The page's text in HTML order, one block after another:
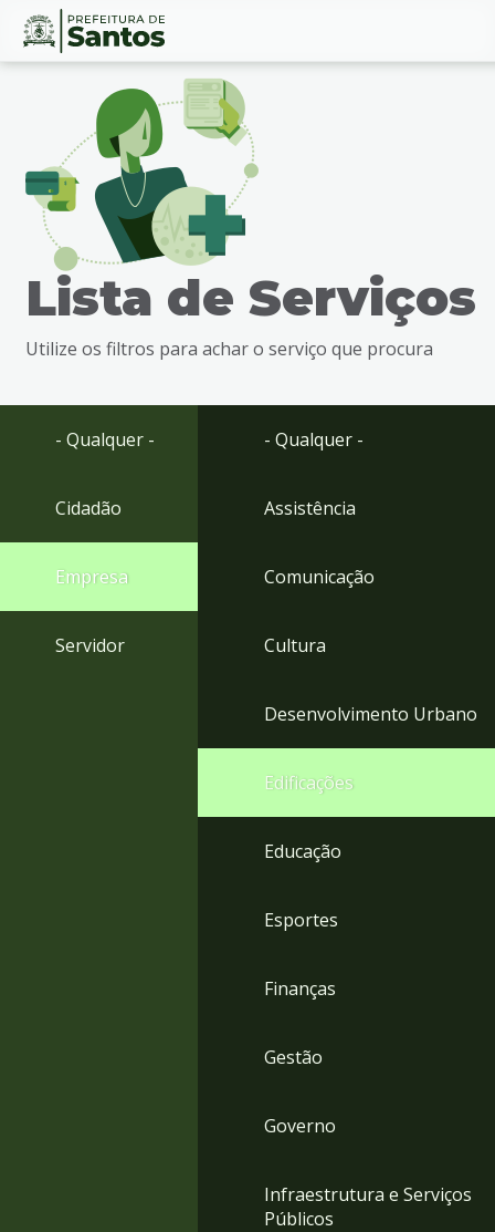
Ir
busca
Ir
Conteúdo
Lista de Serviços
Utilize os filtros para achar o serviço que procura
- Qualquer -
Cidadão
Empresa
Servidor
- Qualquer -
Assistência
Comunicação
Cultura
Desenvolvimento Urbano
Edificações
Educação
Esportes
Finanças
Gestão
Governo
Infraestrutura e Serviços
Públicos